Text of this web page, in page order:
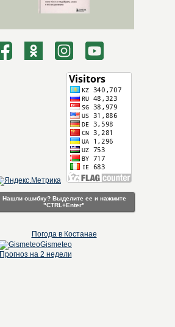
Нашли ошибку? Выделите ее и нажмите
"CTRL+Enter"
Погода в Костанае
Gismeteo
Прогноз на 2 недели